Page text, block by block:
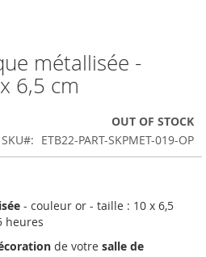
métallisée -
6,5 cm
OUT OF STOCK
SKU
ETB22-PART-SKPMET-019-OP
- couleur or - taille : 10 x 6,5
heures
de votre salle de